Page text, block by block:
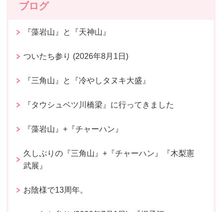
ブログ
『藻岩山』と『天神山』
ついたち参り (2026年8月1日)
『三角山』と『冷やしタヌキ大盛』
『タウシュベツ川橋梁』に行ってきました
『藻岩山』+『チャーハン』
久しぶりの『三角山』+『チャーハン』『木梨憲
武展』
お陰様で13周年。